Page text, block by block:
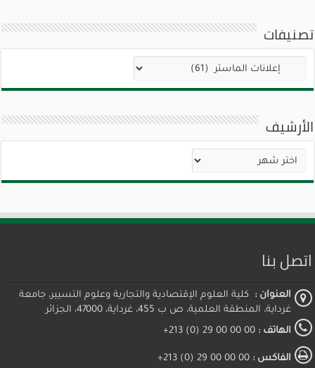
تصنيفات
تصنيفات
الأرشيف
الأرشيف
اتصل بنا
العنوان : كلية العلوم الإقتصادية والتجارية وعلوم التسيير، جامعة
غرداية، المنطقة العلمية، ص ب 455، غرداية، 47000، الجزائر
الهاتف : 00 00 00 29 (0) 213+
الفاكس : 00 00 00 29 (0) 213+